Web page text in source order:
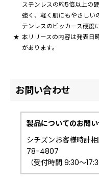
ステンレスの約5倍以上の
強く、軽く肌にもやさしい
テンレスのビッカース硬度
本リリースの内容は発表日
があります。
お問い合わせ
製品についてのお問
シチズンお客様時計
78-4807
（受付時間 9:30～